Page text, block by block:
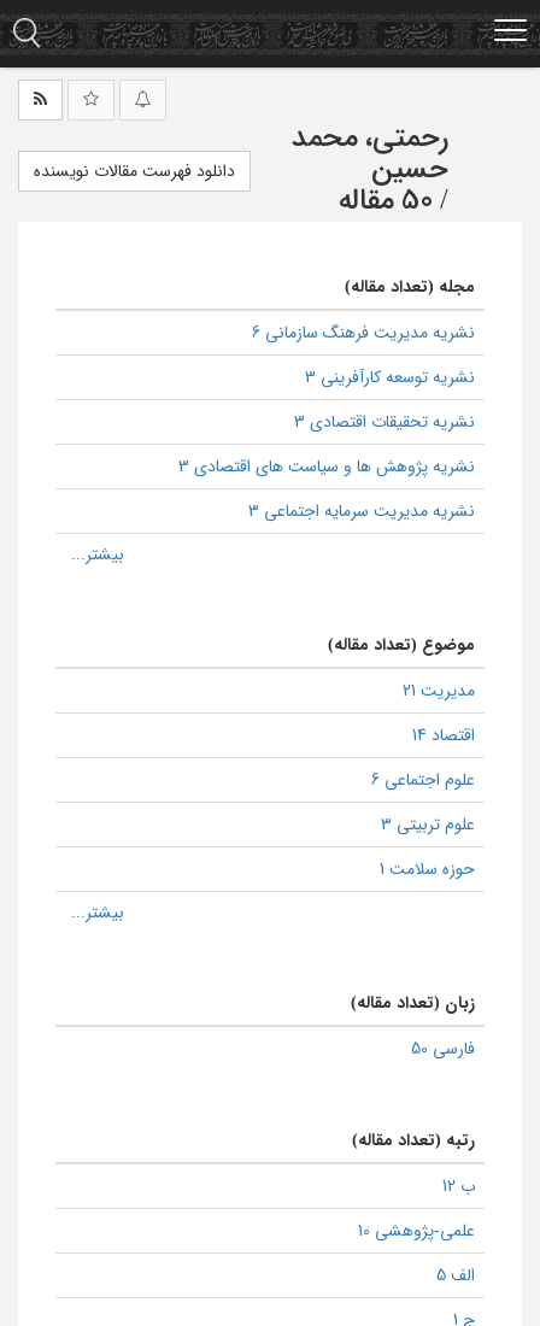
Skip
to
main
رحمتی، محمد
حسین
/ 50 مقاله
دانلود فهرست مقالات نویسنده
مجله (تعداد مقاله)
نشریه مدیریت فرهنگ سازمانی 6
نشریه توسعه کارآفرینی 3
نشریه تحقیقات اقتصادی 3
نشریه پژوهش ها و سیاست های اقتصادی 3
نشریه مدیریت سرمایه اجتماعی 3
موضوع (تعداد مقاله)
مدیریت 21
اقتصاد 14
علوم اجتماعی 6
علوم تربیتی 3
حوزه سلامت 1
زبان (تعداد مقاله)
فارسی 50
رتبه (تعداد مقاله)
ب 12
علمی-پژوهشی 10
الف 5
ج 1